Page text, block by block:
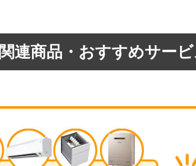
関連商品・おすすめサービ